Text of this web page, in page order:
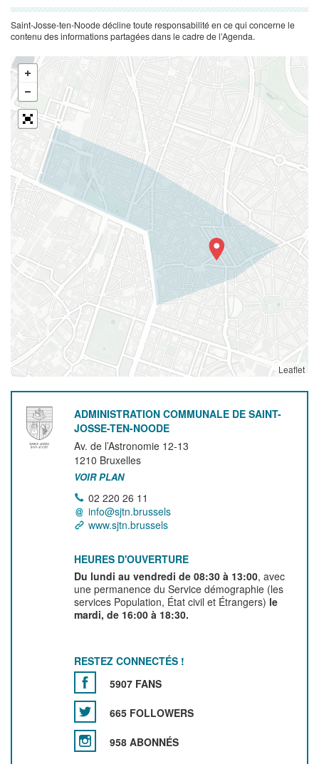
Saint-Josse-ten-Noode décline toute responsabilité en ce qui concerne le
contenu des informations partagées dans le cadre de l’Agenda.
Leaflet
ADMINISTRATION COMMUNALE DE SAINT-
JOSSE-TEN-NOODE
Av. de l’Astronomie 12-13
1210 Bruxelles
VOIR PLAN
02 220 26 11
info@sjtn.brussels
www.sjtn.brussels
HEURES D'OUVERTURE
Du lundi au vendredi de 08:30 à 13:00, avec
une permanence du Service démographie (les
services Population, État civil et Étrangers) le
mardi, de 16:00 à 18:30.
RESTEZ CONNECTÉS !
5907 FANS
665 FOLLOWERS
958 ABONNÉS